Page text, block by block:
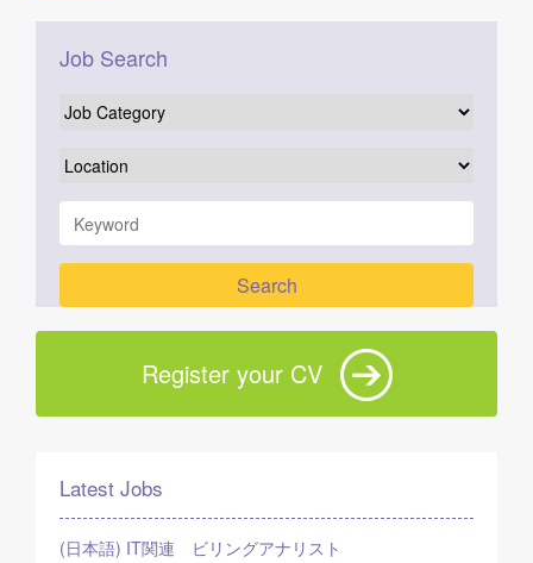
Job Search
Register your CV
Latest Jobs
(日本語) IT関連 ビリングアナリスト